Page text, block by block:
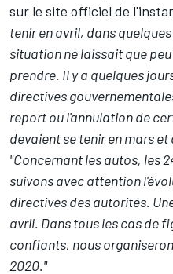
sur le site officiel de
tenir en avril, dans
situation ne laissait que
prendre. Il y a quelques
directives
report ou l'annulation de
devaient se tenir en mars
"Concernant les autos, les
suivons avec attention
directives des autorités.
avril. Dans tous les cas de
confiants, nous
2020."